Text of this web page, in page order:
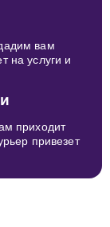
вам
на услуги и
приходит
привезет